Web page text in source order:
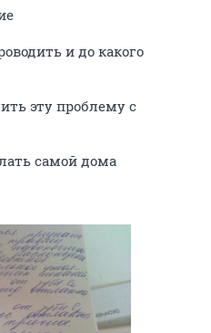
и до какого
эту проблему с
самой дома